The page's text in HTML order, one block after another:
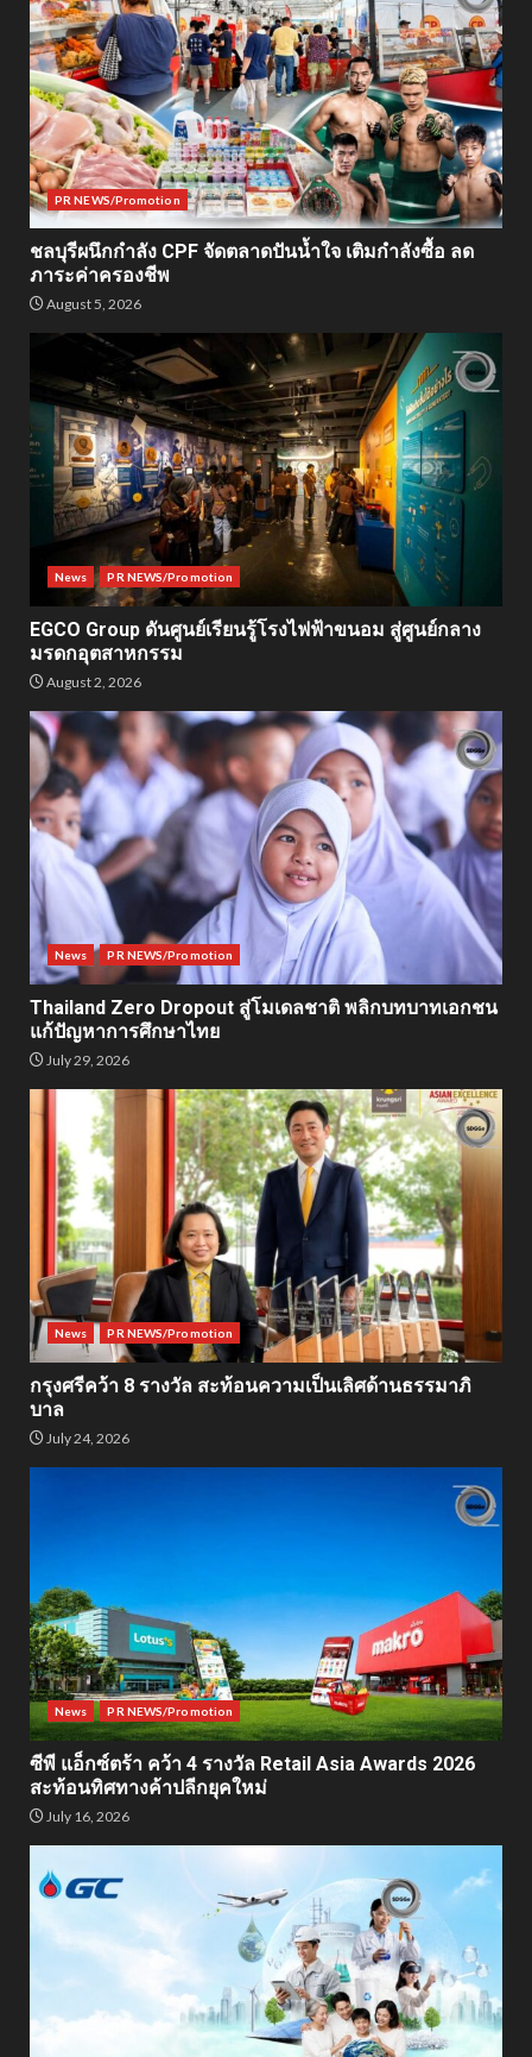
PR NEWS/Promotion
ชลบุรีผนึกกำลัง CPF จัดตลาดปันน้ำใจ เติมกำลังซื้อ ลด
ภาระค่าครองชีพ
August 5, 2026
News PR NEWS/Promotion
EGCO Group ดันศูนย์เรียนรู้โรงไฟฟ้าขนอม สู่ศูนย์กลาง
มรดกอุตสาหกรรม
August 2, 2026
News PR NEWS/Promotion
Thailand Zero Dropout สู่โมเดลชาติ พลิกบทบาทเอกชน
แก้ปัญหาการศึกษาไทย
July 29, 2026
News PR NEWS/Promotion
กรุงศรีคว้า 8 รางวัล สะท้อนความเป็นเลิศด้านธรรมาภิ
บาล
July 24, 2026
News PR NEWS/Promotion
ซีพี แอ็กซ์ตร้า คว้า 4 รางวัล Retail Asia Awards 2026
สะท้อนทิศทางค้าปลีกยุคใหม่
July 16, 2026